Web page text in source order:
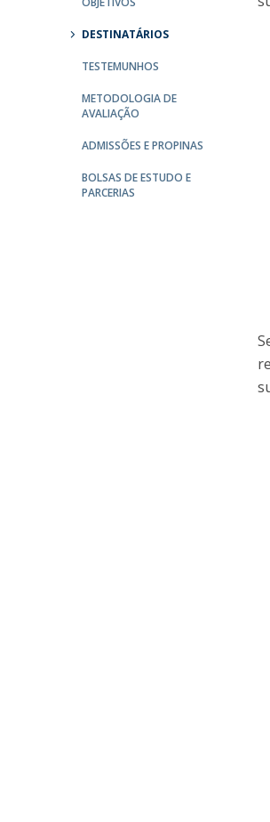
Católica Research Centre for
Social Wellbeing
DESTINATÁRIOS
TESTEMUNHOS
METODOLOGIA DE
AVALIAÇÃO
ADMISSÕES E PROPINAS
BOLSAS DE ESTUDO E
PARCERIAS